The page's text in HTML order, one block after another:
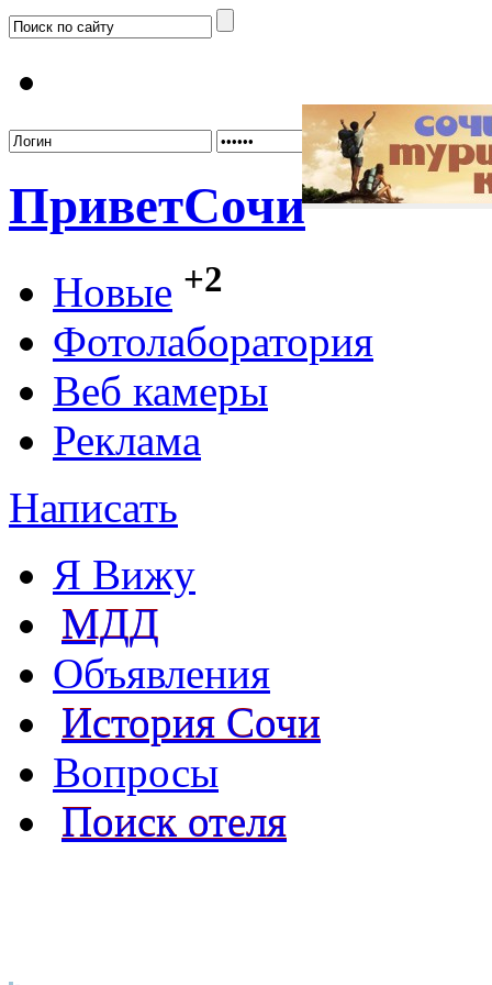
ПриветСочи
Новые +2
Фотолаборатория
Веб камеры
Реклама
Написать
Я Вижу
МДД
Объявления
История Сочи
Вопросы
Поиск отеля